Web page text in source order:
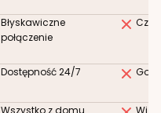
Błyskawiczne
połączenie
Dostępność 24/7
Wszystko z domu